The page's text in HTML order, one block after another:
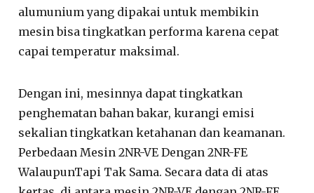
alumunium yang dipakai untuk membikin
mesin bisa tingkatkan performa karena cepat
capai temperatur maksimal.
Dengan ini, mesinnya dapat tingkatkan
penghematan bahan bakar, kurangi emisi
sekalian tingkatkan ketahanan dan keamanan.
Perbedaan Mesin 2NR-VE Dengan 2NR-FE
WalaupunTapi Tak Sama. Secara data di atas